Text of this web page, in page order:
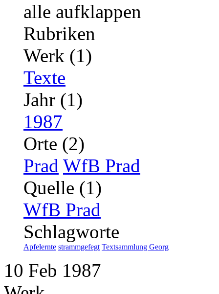
alle aufklappen
Rubriken
Werk (1)
Texte
Jahr (1)
1987
Orte (2)
Prad WfB Prad
Quelle (1)
WfB Prad
Schlagworte
Apfelernte strammgefegt Textsammlung Georg
10 Feb 1987